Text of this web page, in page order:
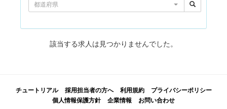
都道府県
該当する求人は見つかりませんでした。
チュートリアル 採用担当者の方へ 利用規約
プライバシーポリシー
個人情報保護方針
企業情報 お問い合わせ